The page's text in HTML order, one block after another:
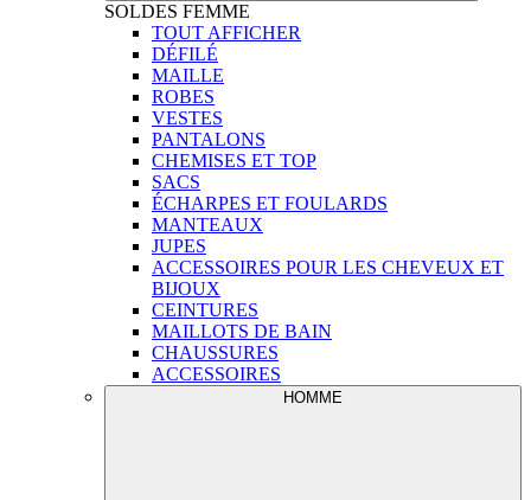
SOLDES FEMME
TOUT AFFICHER
DÉFILÉ
MAILLE
ROBES
VESTES
PANTALONS
CHEMISES ET TOP
SACS
ÉCHARPES ET FOULARDS
MANTEAUX
JUPES
ACCESSOIRES POUR LES CHEVEUX ET
BIJOUX
CEINTURES
MAILLOTS DE BAIN
CHAUSSURES
ACCESSOIRES
HOMME